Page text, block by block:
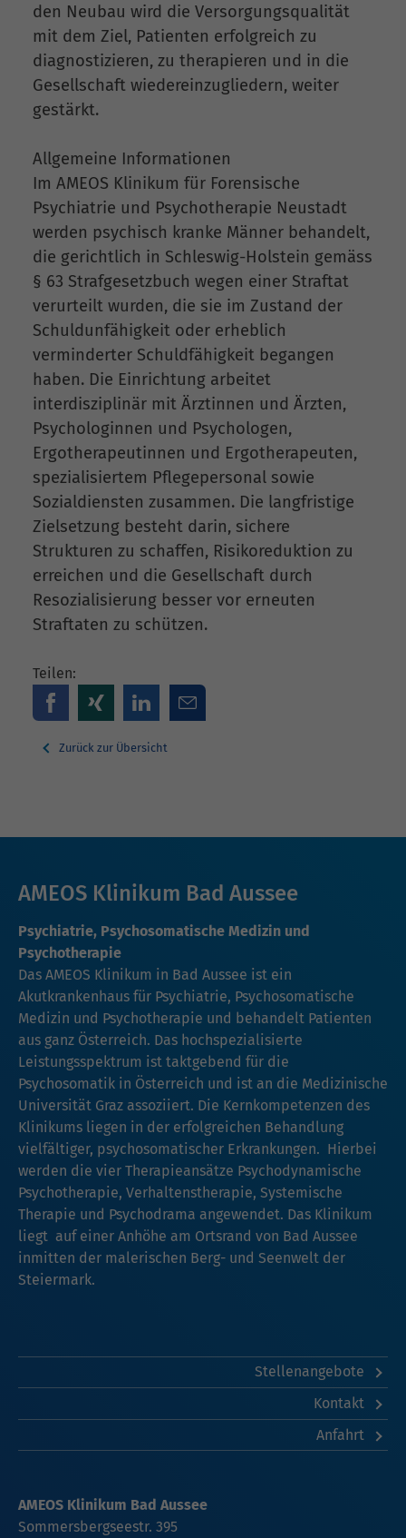
den Neubau wird die Versorgungsqualität
mit dem Ziel, Patienten erfolgreich zu
diagnostizieren, zu therapieren und in die
Gesellschaft wiedereinzugliedern, weiter
gestärkt.
Allgemeine Informationen
Im AMEOS Klinikum für Forensische
Psychiatrie und Psychotherapie Neustadt
werden psychisch kranke Männer behandelt,
die gerichtlich in Schleswig-Holstein gemäss
§ 63 Strafgesetzbuch wegen einer Straftat
verurteilt wurden, die sie im Zustand der
Schuldunfähigkeit oder erheblich
verminderter Schuldfähigkeit begangen
haben. Die Einrichtung arbeitet
interdisziplinär mit Ärztinnen und Ärzten,
Psychologinnen und Psychologen,
Ergotherapeutinnen und Ergotherapeuten,
spezialisiertem Pflegepersonal sowie
Sozialdiensten zusammen. Die langfristige
Zielsetzung besteht darin, sichere
Strukturen zu schaffen, Risikoreduktion zu
erreichen und die Gesellschaft durch
Resozialisierung besser vor erneuten
Straftaten zu schützen.
Teilen:
Zurück zur Übersicht
AMEOS Klinikum Bad Aussee
Psychiatrie, Psychosomatische Medizin und
Psychotherapie
Das AMEOS Klinikum in Bad Aussee ist ein
Akutkrankenhaus für Psychiatrie, Psychosomatische
Medizin und Psychotherapie und behandelt Patienten
aus ganz Österreich. Das hochspezialisierte
Leistungsspektrum ist taktgebend für die
Psychosomatik in Österreich und ist an die Medizinische
Universität Graz assoziiert. Die Kernkompetenzen des
Klinikums liegen in der erfolgreichen Behandlung
vielfältiger, psychosomatischer Erkrankungen. Hierbei
werden die vier Therapieansätze Psychodynamische
Psychotherapie, Verhaltenstherapie, Systemische
Therapie und Psychodrama angewendet. Das Klinikum
liegt auf einer Anhöhe am Ortsrand von Bad Aussee
inmitten der malerischen Berg- und Seenwelt der
Steiermark.
Stellenangebote
Kontakt
Anfahrt
AMEOS Klinikum Bad Aussee
Sommersbergseestr. 395